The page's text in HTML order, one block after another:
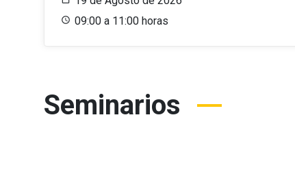
09:00 a 11:00 horas
Seminarios